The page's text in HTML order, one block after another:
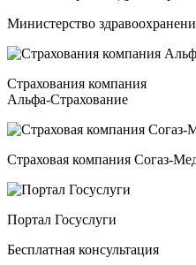
Министерство
Страхования компания
Альфа-Страхование
Страховая компания Согаз-
Портал Госуслуги
Бесплатная консультация